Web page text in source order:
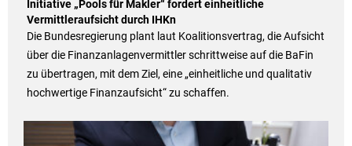
Initiative „Pools für Makler“ fordert einheitliche
Vermittleraufsicht durch IHKn
Die Bundesregierung plant laut Koalitionsvertrag, die Aufsicht
über die Finanzanlagenvermittler schrittweise auf die BaFin
zu übertragen, mit dem Ziel, eine „einheitliche und qualitativ
hochwertige Finanzaufsicht“ zu schaffen.